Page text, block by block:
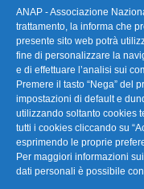
ANAP - Associazione
trattamento, la informa che
presente sito web potrà
fine di personalizzare la
e di effettuare l’analisi sui
Premere il tasto “Nega” del
impostazioni di default e
utilizzando soltanto cookies
tutti i cookies cliccando su
esprimendo le proprie
Per maggiori informazioni
dati personali è possibile
FAQ –
La nostra
Link Utili
TG
Privacy &